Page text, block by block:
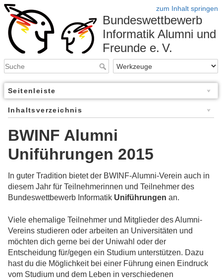
zum Inhalt springen
Bundeswettbewerb
Informatik Alumni und
Freunde e. V.
Seitenleiste
Inhaltsverzeichnis
BWINF Alumni
Uniführungen 2015
In guter Tradition bietet der BWINF-Alumni-Verein auch in
diesem Jahr für Teilnehmerinnen und Teilnehmer des
Bundeswettbewerb Informatik Uniführungen an.
Viele ehemalige Teilnehmer und Mitglieder des Alumni-
Vereins studieren oder arbeiten an Universitäten und
möchten dich gerne bei der Uniwahl oder der
Entscheidung für/gegen ein Studium unterstützen. Dazu
hast du die Möglichkeit bei einer Führung einen Eindruck
vom Studium und dem Leben in verschiedenen